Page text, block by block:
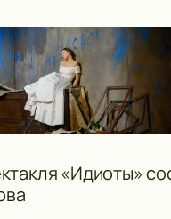
«Идиоты»